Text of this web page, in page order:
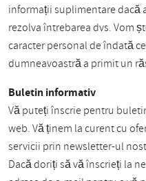
informații suplimentare dacă
rezolva întrebarea dvs. Vom
caracter personal de îndată
dumneavoastră a primit un
Buletin informativ
Vă puteți înscrie pentru
web. Vă ținem la curent cu
servicii prin newsletter-ul
Dacă doriți să vă înscrieți la